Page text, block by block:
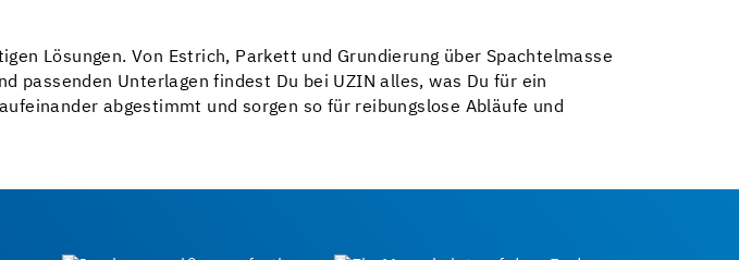
Lösungen. Von Estrich, Parkett und Grundierung über Spachtelmasse
passenden Unterlagen findest Du bei UZIN alles, was Du für ein
abgestimmt und sorgen so für reibungslose Abläufe und